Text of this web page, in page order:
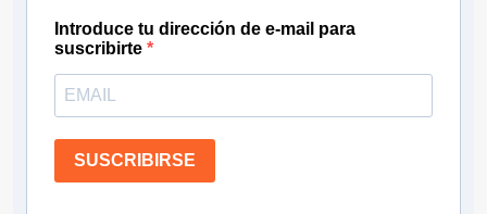
Introduce tu dirección de e-mail para
suscribirte
SUSCRIBIRSE